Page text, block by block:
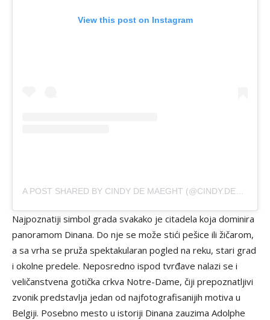
View this post on Instagram
A POST SHARED BY CINDY DE MAEGHT (@CINDY.DEMAEGHT)
Najpoznatiji simbol grada svakako je citadela koja dominira
panoramom Dinana. Do nje se može stići pešice ili žičarom,
a sa vrha se pruža spektakularan pogled na reku, stari grad
i okolne predele. Neposredno ispod tvrđave nalazi se i
veličanstvena gotička crkva Notre-Dame, čiji prepoznatljivi
zvonik predstavlja jedan od najfotografisanijih motiva u
Belgiji. Posebno mesto u istoriji Dinana zauzima Adolphe